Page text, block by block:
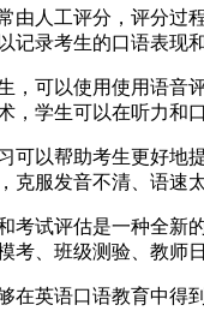
由人工评分，评分过
记录考生的口语表现
，可以使用使用语音
，学生可以在听力和
可以帮助考生更好地
克服发音不清、语速
考试评估是一种全新
考、班级测验、教师
在英语口语教育中得